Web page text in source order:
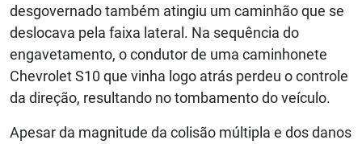
desgovernado também atingiu um caminhão que se
deslocava pela faixa lateral. Na sequência do
engavetamento, o condutor de uma caminhonete
Chevrolet S10 que vinha logo atrás perdeu o controle
da direção, resultando no tombamento do veículo.
Apesar da magnitude da colisão múltipla e dos danos